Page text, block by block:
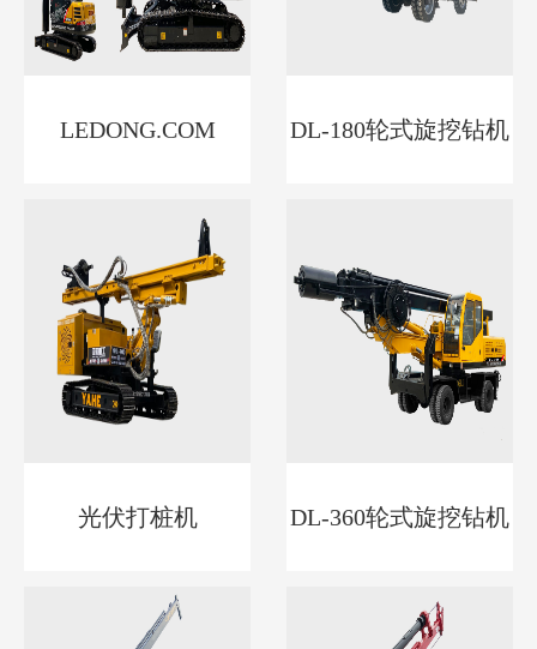
LEDONG.COM DL-180轮式旋挖钻机
光伏打桩机 DL-360轮式旋挖钻机